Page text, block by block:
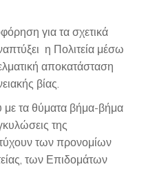
για τα σχετικά
η Πολιτεία μέσω
αποκατάσταση
βίας.
με τα θύματα βήμα-βήμα
της
των προνομίων
των Επιδομάτων